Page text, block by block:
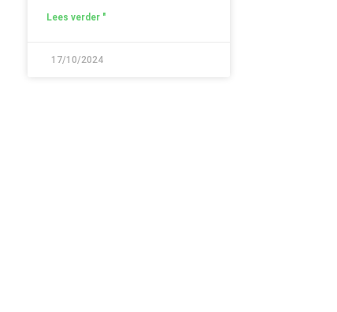
Lees verder "
17/10/2024